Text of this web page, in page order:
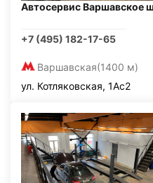
Автосервис Варшавское
+7 (495) 182-17-65
Варшавская(1400 м)
ул. Котляковская, 1Ас2